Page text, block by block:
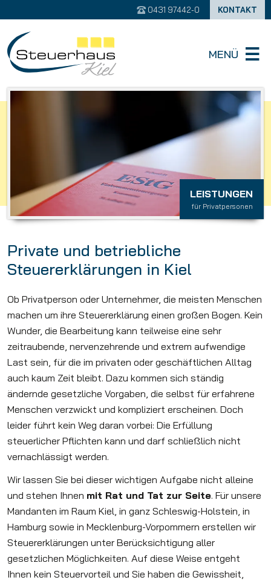
0431 97442-0 KONTAKT
MENÜ
LEISTUNGEN
für Privatpersonen
Private und betriebliche
Steuererklärungen in Kiel
Ob Privatperson oder Unternehmer, die meisten Menschen
machen um ihre Steuererklärung einen großen Bogen. Kein
Wunder, die Bearbeitung kann teilweise eine sehr
zeitraubende, nervenzehrende und extrem aufwendige
Last sein, für die im privaten oder geschäftlichen Alltag
auch kaum Zeit bleibt. Dazu kommen sich ständig
ändernde gesetzliche Vorgaben, die selbst für erfahrene
Menschen verzwickt und kompliziert erscheinen. Doch
leider führt kein Weg daran vorbei: Die Erfüllung
steuerlicher Pflichten kann und darf schließlich nicht
vernachlässigt werden.
Wir lassen Sie bei dieser wichtigen Aufgabe nicht alleine
und stehen Ihnen mit Rat und Tat zur Seite. Für unsere
Mandanten im Raum Kiel, in ganz Schleswig-Holstein, in
Hamburg sowie in Mecklenburg-Vorpommern erstellen wir
Steuererklärungen unter Berücksichtigung aller
gesetzlichen Möglichkeiten. Auf diese Weise entgeht
Ihnen kein Steuervorteil und Sie haben die Gewissheit,